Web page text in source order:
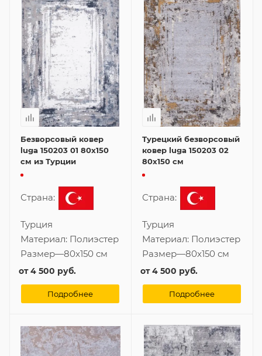
Безворсовый ковер
luga 150203 01 80x150
см из Турции
Страна:
Турция
Материал: Полиэстер
Размер—80x150 см
от4 500 руб.
Подробнее
Турецкий безворсовый
ковер luga 150203 02
80x150 см
Страна:
Турция
Материал: Полиэстер
Размер—80x150 см
от4 500 руб.
Подробнее